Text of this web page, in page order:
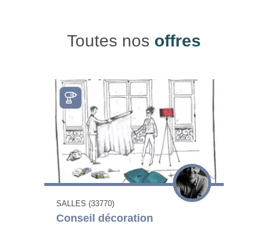
Toutes nos offres
SALLES (33770)
Conseil décoration